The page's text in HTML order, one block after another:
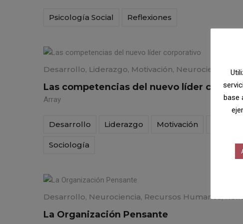
Psicología Social Reflexiones
Desarrollo, Liderazgo, Motivación, Neurociencia ,
Las competencias del nuevo líder
Array
Desarrollo Liderazgo Motivación
Sociología
Desarrollo, Neurociencia, Recursos Humanos,
La Organización Pensante
base